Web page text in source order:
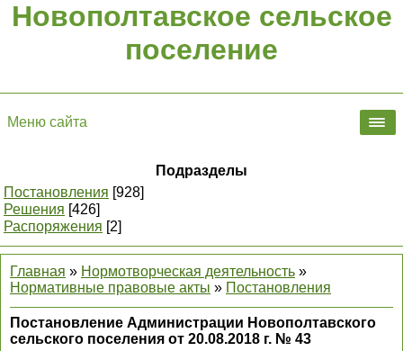
Новополтавское сельское
поселение
Меню сайта
Подразделы
Постановления [928]
Решения [426]
Распоряжения [2]
Главная » Нормотворческая деятельность »
Нормативные правовые акты » Постановления
Постановление Администрации Новополтавского
сельского поселения от 20.08.2018 г. № 43